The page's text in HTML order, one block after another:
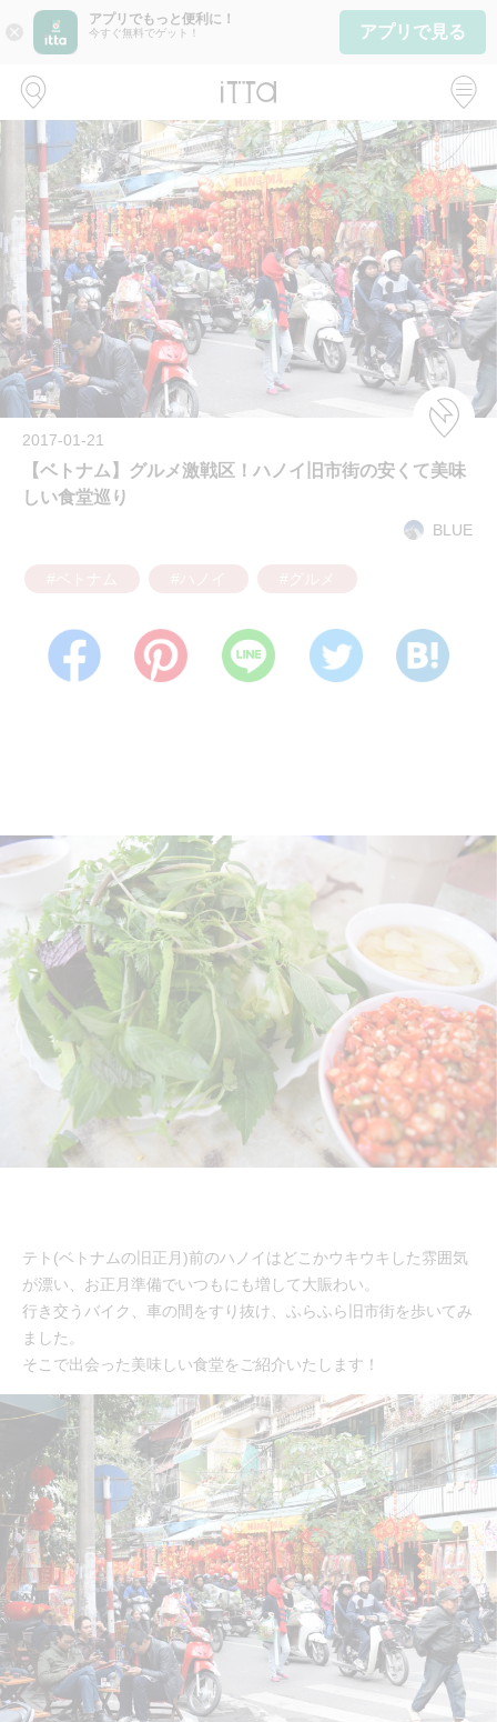
close
アプリでもっと便利に！
今すぐ無料でゲット！ アプリで見る
2017-01-21
【ベトナム】グルメ激戦区！ハノイ旧市街の安くて美味
しい食堂巡り
BLUE
テト(ベトナムの旧正月)前のハノイはどこかウキウキした雰囲気
が漂い、お正月準備でいつもにも増して大賑わい。
行き交うバイク、車の間をすり抜け、ふらふら旧市街を歩いてみ
ました。
そこで出会った美味しい食堂をご紹介いたします！